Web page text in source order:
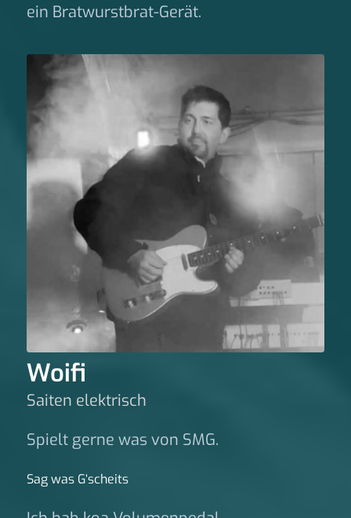
ein Bratwurstbrat-Gerät.
Woifi
Saiten elektrisch
Spielt gerne was von SMG.
Sag was G‘scheits